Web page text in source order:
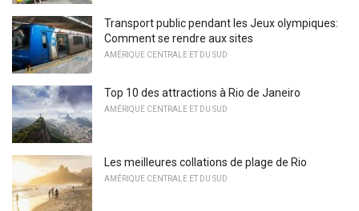
Transport public pendant les Jeux olympiques:
Comment se rendre aux sites
AMÉRIQUE CENTRALE ET DU SUD
Top 10 des attractions à Rio de Janeiro
AMÉRIQUE CENTRALE ET DU SUD
Les meilleures collations de plage de Rio
AMÉRIQUE CENTRALE ET DU SUD